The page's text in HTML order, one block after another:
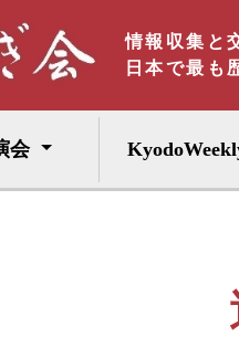
情報収集と
日本で最も
会